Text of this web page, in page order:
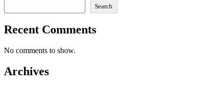
Search
Recent Comments
No comments to show.
Archives